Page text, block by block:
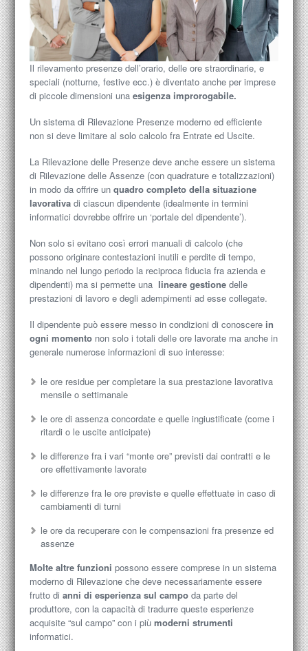
Il rilevamento presenze dell’orario, delle ore straordinarie, e
speciali (notturne, festive ecc.) è diventato anche per imprese
di piccole dimensioni una esigenza improrogabile.
Un sistema di Rilevazione Presenze moderno ed efficiente
non si deve limitare al solo calcolo fra Entrate ed Uscite.
La Rilevazione delle Presenze deve anche essere un sistema
di Rilevazione delle Assenze (con quadrature e totalizzazioni)
in modo da offrire un quadro completo della situazione
lavorativadi ciascun dipendente (idealmente in termini
informatici dovrebbe offrire un ‘portale del dipendente’).
Non solo si evitano così errori manuali di calcolo (che
possono originare contestazioni inutili e perdite di tempo,
minando nel lungo periodo la reciproca fiducia fra azienda e
dipendenti) ma si permette una lineare gestionedelle
prestazioni di lavoro e degli adempimenti ad esse collegate.
Il dipendente può essere messo in condizioni di conoscere in
ogni momentonon solo i totali delle ore lavorate ma anche in
generale numerose informazioni di suo interesse:
le ore residue per completare la sua prestazione lavorativa
mensile o settimanale
le ore di assenza concordate e quelle ingiustificate (come i
ritardi o le uscite anticipate)
le differenze fra i vari “monte ore” previsti dai contratti e le
ore effettivamente lavorate
le differenze fra le ore previste e quelle effettuate in caso di
cambiamenti di turni
le ore da recuperare con le compensazioni fra presenze ed
assenze
Molte altre funzioni possono essere comprese in un sistema
moderno di Rilevazione che deve necessariamente essere
frutto di anni di esperienza sul campoda parte del
produttore, con la capacità di tradurre queste esperienze
acquisite “sul campo” con i più moderni strumenti
informatici.